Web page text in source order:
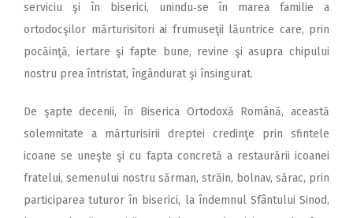
serviciu şi în biserici, unindu‑se în marea familie a
ortodocşilor mărturisitori ai frumuseţii lăuntrice care, prin
pocăinţă, iertare şi fapte bune, revine şi asupra chipului
nostru prea întristat, îngândurat şi însingurat.
De şapte decenii, în Biserica Ortodoxă Română, această
solemnitate a mărturisirii dreptei credinţe prin sfintele
icoane se uneşte şi cu fapta concretă a restaurării icoanei
fratelui, semenului nostru sărman, străin, bolnav, sărac, prin
participarea tuturor în biserici, la îndemnul Sfântului Sinod,